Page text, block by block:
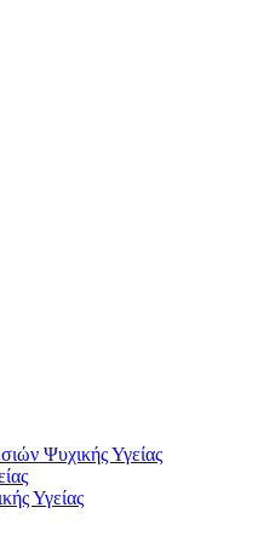
Ψυχικής Υγείας
Υγείας